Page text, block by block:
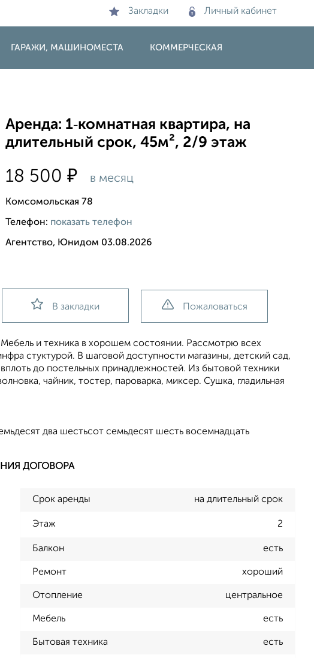
Закладки Личный кабинет
ГАРАЖИ, МАШИНОМЕСТА КОММЕРЧЕСКАЯ
Аренда: 1‑комнатная квартира, на
длительный срок, 45м², 2/9 этаж
18 500₽ в месяц
Комсомольская 78
Телефон: показать телефон
Агентство, Юнидом 03.08.2026
В закладки Пожаловаться
и техника в хорошем состоянии. Рассмотрю всех
стуктурой. В шаговой доступности магазины, детский сад,
до постельных принадлежностей. Из бытовой техники
чайник, тостер, пароварка, миксер. Сушка, гладильная
два шестьсот семьдесят шесть восемнадцать
ДОГОВОРА
Срок аренды на длительный срок
Этаж 2
Балкон есть
Ремонт хороший
Отопление центральное
Мебель есть
Бытовая техника есть